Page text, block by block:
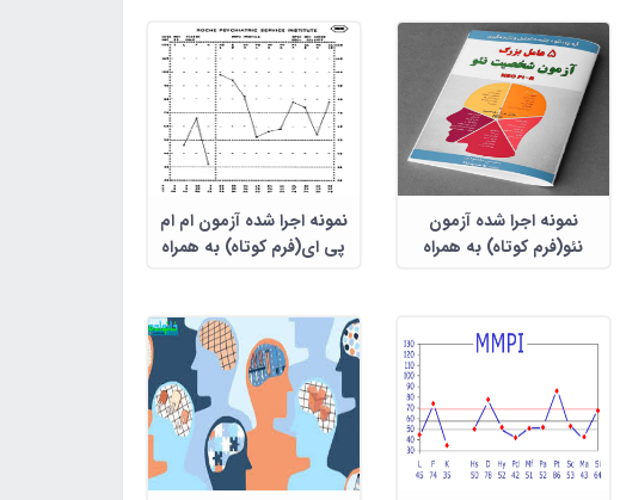
نمونه اجرا شده آزمون
نئو(فرم کوتاه) به همراه
نمونه اجرا شده آزمون ام ام
پی ای(فرم کوتاه) به همراه